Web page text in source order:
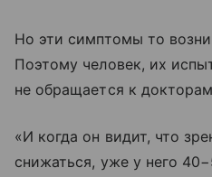
Но эти симптомы то
Поэтому человек, их
не обращается к
«И когда он видит, что
снижаться, уже у него